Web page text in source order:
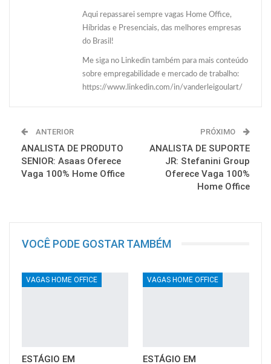
Aqui repassarei sempre vagas Home Office,
Híbridas e Presenciais, das melhores empresas
do Brasil!
Me siga no Linkedin também para mais conteúdo
sobre empregabilidade e mercado de trabalho:
https://www.linkedin.com/in/vanderleigoulart/
ANTERIOR
ANALISTA DE PRODUTO
SENIOR: Asaas Oferece
Vaga 100% Home Office
PRÓXIMO
ANALISTA DE SUPORTE
JR: Stefanini Group
Oferece Vaga 100%
Home Office
VOCÊ PODE GOSTAR TAMBÉM
VAGAS HOME OFFICE
ESTÁGIO EM
VAGAS HOME OFFICE
ESTÁGIO EM